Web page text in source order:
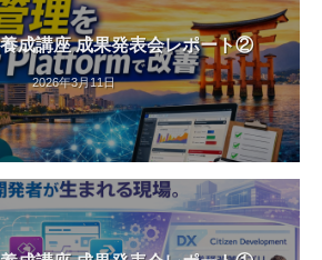
成講座 成果発表会レポート②
2026年3月11日